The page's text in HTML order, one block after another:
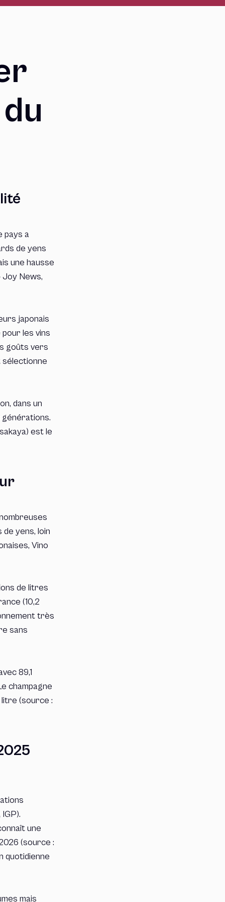
pays a
de yens
une hausse
Joy News,
japonais
les vins
goûts vers
sélectionne
dans un
générations.
est le
yens, loin
Vino
de litres
(10,2
très
sans
89,1
champagne
(source :
une
(source :
quotidienne
mais